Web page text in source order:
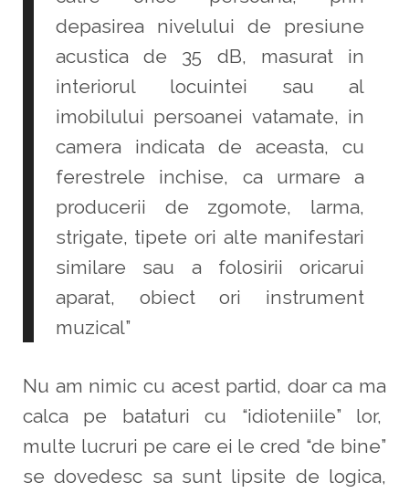
depasirea nivelului de presiune
acustica de 35 dB, masurat in
interiorul locuintei sau al
imobilului persoanei vatamate, in
camera indicata de aceasta, cu
ferestrele inchise, ca urmare a
producerii de zgomote, larma,
strigate, tipete ori alte manifestari
similare sau a folosirii oricarui
aparat, obiect ori instrument
muzical”
Nu am nimic cu acest partid, doar ca ma
calca pe bataturi cu “idioteniile” lor,
multe lucruri pe care ei le cred “de bine”
se dovedesc sa sunt lipsite de logica,